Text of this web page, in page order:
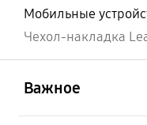
Мобильные
Чехол-накладка
Важное